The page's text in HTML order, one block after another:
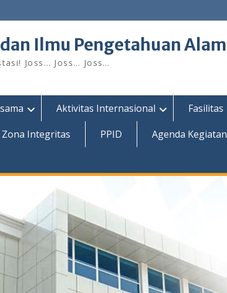
Ilmu Pengetahuan Alam
Joss… Joss… Joss…
Aktivitas Internasional Fasilitas
Zona Integritas PPID Agenda Kegiatan